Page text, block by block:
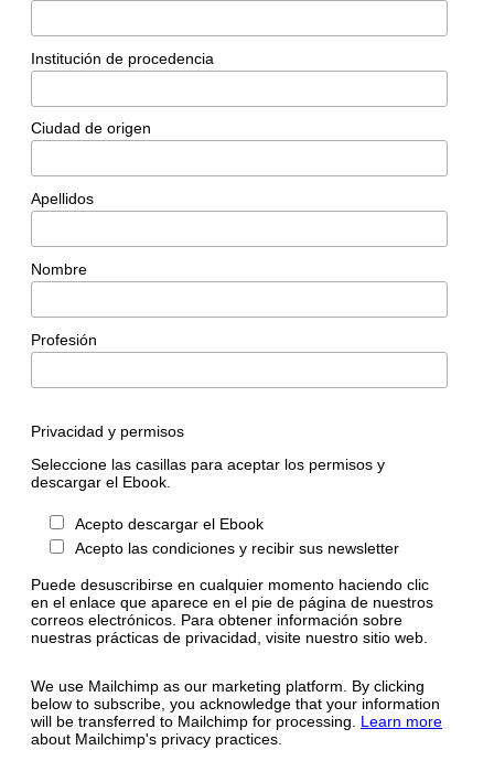
Institución de procedencia
Ciudad de origen
Apellidos
Nombre
Profesión
Privacidad y permisos
Seleccione las casillas para aceptar los permisos y
descargar el Ebook.
Acepto descargar el Ebook
Acepto las condiciones y recibir sus newsletter
Puede desuscribirse en cualquier momento haciendo clic
en el enlace que aparece en el pie de página de nuestros
correos electrónicos. Para obtener información sobre
nuestras prácticas de privacidad, visite nuestro sitio web.
We use Mailchimp as our marketing platform. By clicking
below to subscribe, you acknowledge that your information
will be transferred to Mailchimp for processing. Learn more
about Mailchimp's privacy practices.